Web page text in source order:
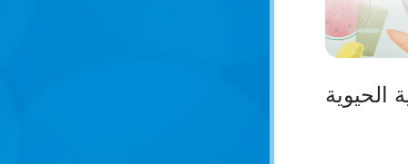
الحيوية